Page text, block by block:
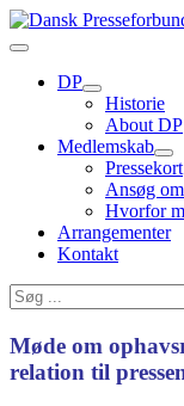
DP
Historie
About DP
Medlemskab
Pressekort
Ansøg
Hvorfor
Arrangementer
Kontakt
Møde om
relation til